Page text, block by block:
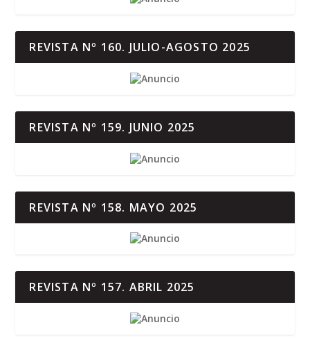
REVISTA Nº 160. JULIO-AGOSTO 2025
REVISTA Nº 159. JUNIO 2025
REVISTA Nº 158. MAYO 2025
REVISTA Nº 157. ABRIL 2025